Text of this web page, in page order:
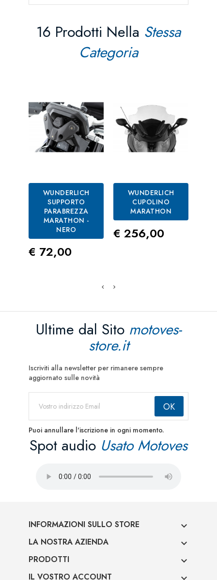
16 Prodotti Nella Stessa
Categoria
WUNDERLICH
SUPPORTO
PARABREZZA
MARATHON -
NERO
Prezzo
€ 72,00
WUNDERLICH
CUPOLINO
MARATHON
Prezzo
€ 256,00
Ultime dal Sito motoves-
store.it
Iscriviti alla newsletter per rimanere sempre
aggiornato sulle novità
Puoi annullare l'iscrizione in ogni momento.
Spot audio Usato Motoves
INFORMAZIONI SULLO STORE 
LA NOSTRA AZIENDA 
PRODOTTI 
IL VOSTRO ACCOUNT